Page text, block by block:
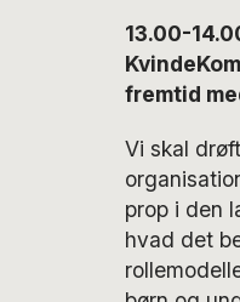
13.00-
fremtid
Vi skal
prop i den
hvad det